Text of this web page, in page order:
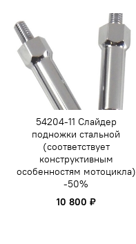
54204-11 Слайдер
подножки стальной
(соответствует
конструктивным
особенностям мотоцикла)
-50%
10 800 ₽